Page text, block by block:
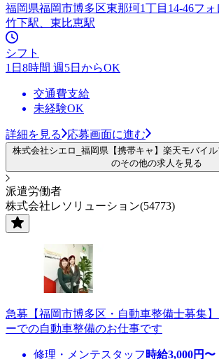
福岡県福岡市博多区東那珂1丁目14-46フ
竹下駅、東比恵駅
シフト
1日8時間 週5日からOK
交通費支給
未経験OK
詳細を見る 応募画面に進む
株式会社シエロ_福岡県【携帯キャ】楽天モバイ
のその他の求人を見る
派遣労働者
株式会社レソリューション(54773)
急募【福岡市博多区・自動車整備士募集
ーでの自動車整備のお仕事です
修理・メンテスタッフ 時給3,000円〜